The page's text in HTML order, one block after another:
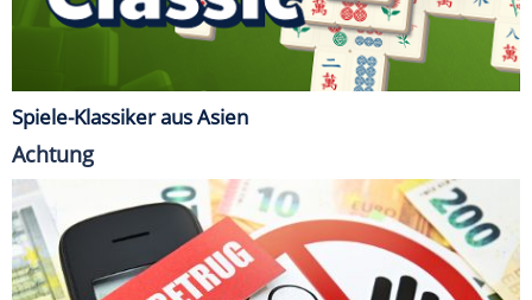
Spiele-Klassiker aus Asien
Achtung